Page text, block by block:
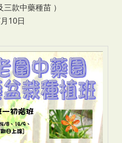
款中藥種苗 ）
10日